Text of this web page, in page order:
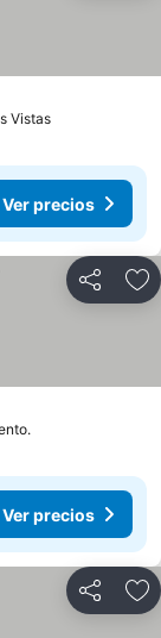
VistasVer precios
Ver precios
Compartir
Ver precios
Ver precios
Compartir